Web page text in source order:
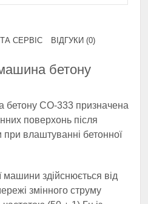
СЕРВІС ВІДГУКИ (0)
бетону
бетону СО-333 призначена
поверхонь після
при влаштуванні бетонної
здійснюється від
змінного струму